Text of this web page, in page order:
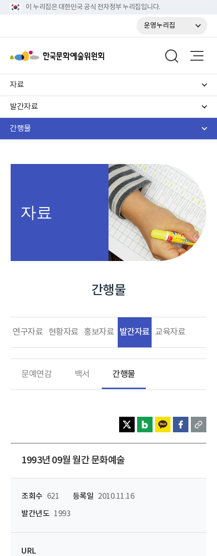
이 누리집은 대한민국 공식 전자정부 누리집입니다.
운영누리집
자료
발간자료
간행물
자료
간행물
연구자료 현황자료 홍보자료 발간자료 교육자료
문예연감 백서 간행물
1993년 09월 월간 문화예술
조회수 621 등록일
2010.11.16
발간년도 1993
URL